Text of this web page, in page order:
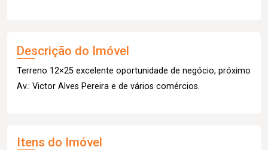
Descrição do Imóvel
Terreno 12×25 excelente oportunidade de negócio, próximo
Av.: Victor Alves Pereira e de vários comércios.
Itens do Imóvel